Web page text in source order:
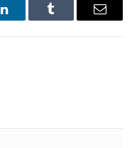
LinkedInTumblr Email